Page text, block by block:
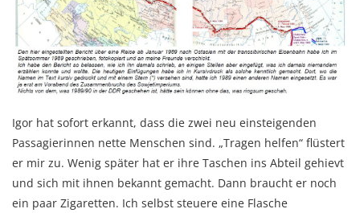
Igor hat sofort erkannt, dass die zwei neu einsteigenden
Passagierinnen nette Menschen sind. „Tragen helfen“ flüstert
er mir zu. Wenig später hat er ihre Taschen ins Abteil gehievt
und sich mit ihnen bekannt gemacht. Dann braucht er noch
ein paar Zigaretten. Ich selbst steuere eine Flasche